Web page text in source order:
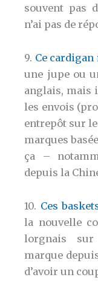
souvent pas
n’ai pas de
9. Ce
une jupe ou
anglais, mais
les envois
entrepôt sur
marques
ça –
depuis la
10. Ces
la nouvelle
lorgnais
marque
d’avoir un